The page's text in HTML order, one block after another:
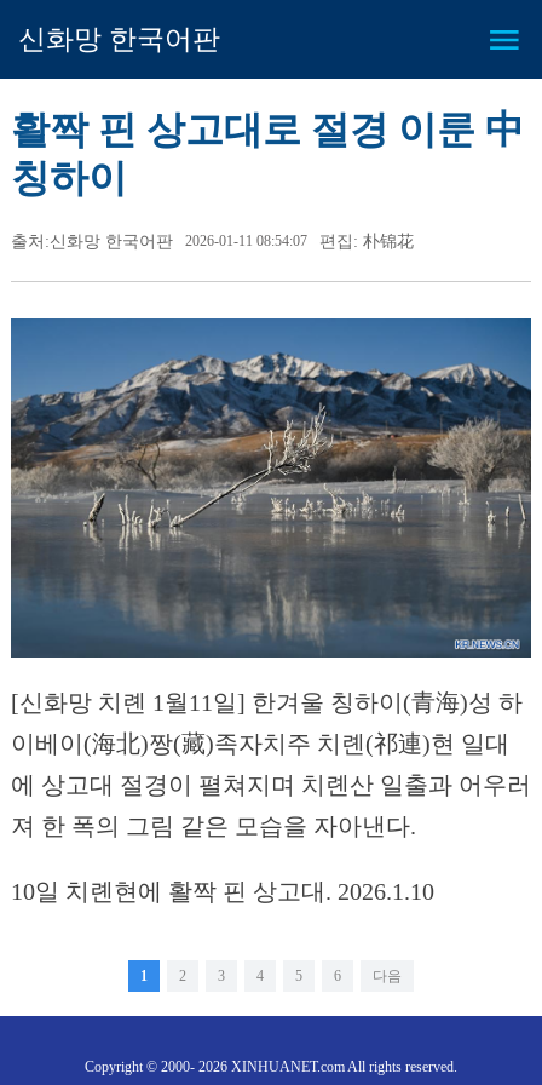
신화망 한국어판
활짝 핀 상고대로 절경 이룬 中
칭하이
출처:신화망 한국어판 2026-01-11 08:54:07 편집: 朴锦花
[신화망 치롄 1월11일] 한겨울 칭하이(青海)성 하
이베이(海北)짱(藏)족자치주 치롄(祁連)현 일대
에 상고대 절경이 펼쳐지며 치롄산 일출과 어우러
져 한 폭의 그림 같은 모습을 자아낸다.
10일 치롄현에 활짝 핀 상고대. 2026.1.10
1 2 3 4 5 6 다음
Copyright © 2000- 2026 XINHUANET.com All rights reserved.